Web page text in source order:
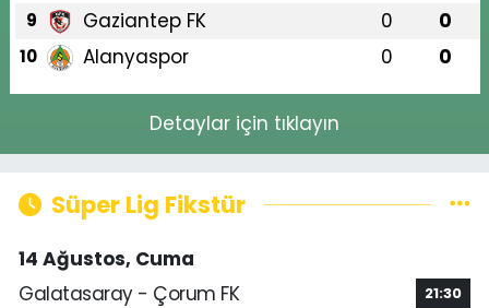
9 Gaziantep FK 0 0
10 Alanyaspor 0 0
Detaylar için tıklayın
Süper Lig Fikstür
14 Ağustos, Cuma
Galatasaray - Çorum FK
21:30